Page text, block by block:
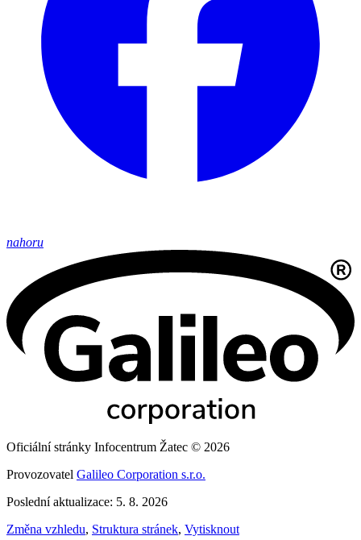
nahoru
Oficiální stránky Infocentrum Žatec © 2026
Provozovatel Galileo Corporation s.r.o.
Poslední aktualizace: 5. 8. 2026
Změna vzhledu, Struktura stránek, Vytisknout